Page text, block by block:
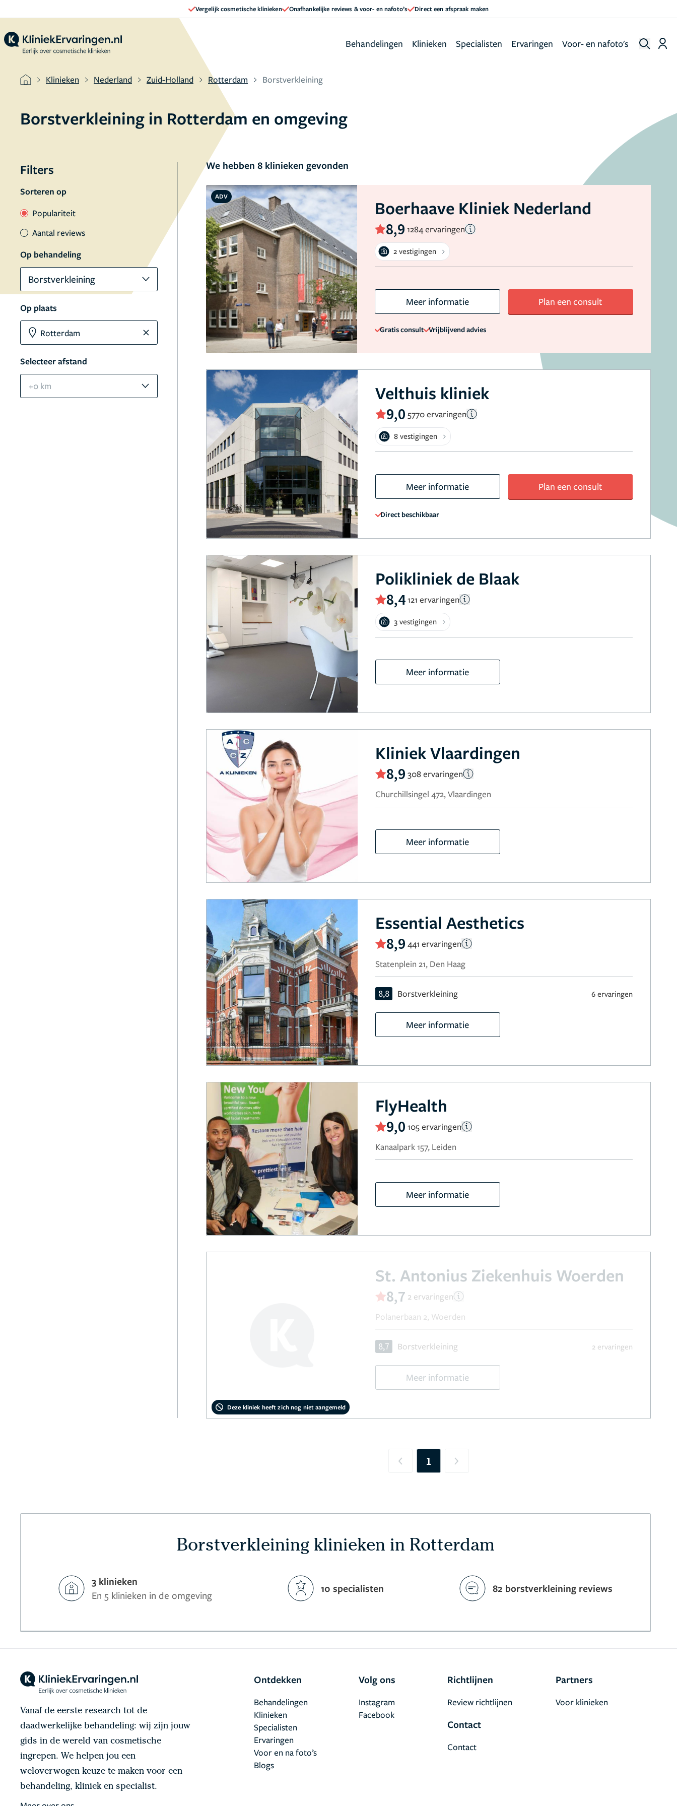
Vergelijk cosmetische klinieken Onafhankelijke reviews & voor- en nafoto’s Direct een afspraak maken
Behandelingen Klinieken Specialisten Ervaringen Voor- en nafoto's
Klinieken Nederland Zuid-Holland Rotterdam Borstverkleining
Borstverkleining in Rotterdam en omgeving
Filters
Sorteren op
Populariteit
Aantal reviews
Op behandeling
Borstverkleining
Op plaats
Selecteer afstand
+0 km
We hebben 8 klinieken gevonden
ADV
Boerhaave Kliniek Nederland
8,9 1284 ervaringen
2 vestigingen
Meer informatie Plan een consult
Gratis consult Vrijblijvend advies
Velthuis kliniek
9,0 5770 ervaringen
8 vestigingen
Meer informatie Plan een consult
Direct beschikbaar
Polikliniek de Blaak
8,4121 ervaringen
3 vestigingen
Meer informatie
Kliniek Vlaardingen
8,9 308 ervaringen
Churchillsingel 472, Vlaardingen
Meer informatie
Essential Aesthetics
8,9 441 ervaringen
Statenplein 21, Den Haag
8,8 Borstverkleining 6 ervaringen
Meer informatie
FlyHealth
9,0 105 ervaringen
Kanaalpark 157, Leiden
Meer informatie
Deze kliniek heeft zich nog niet aangemeld
St. Antonius Ziekenhuis Woerden
8,7 2 ervaringen
Polanerbaan 2, Woerden
8,7 Borstverkleining 2 ervaringen
Meer informatie
Previous
1 Next
Borstverkleining klinieken in Rotterdam
3 klinieken
En 5 klinieken in de omgeving
10 specialisten 82 borstverkleining reviews
Vanaf de eerste research tot de
daadwerkelijke behandeling: wij zijn jouw
gids in de wereld van cosmetische
ingrepen. We helpen jou een
weloverwogen keuze te maken voor een
behandeling, kliniek en specialist.
Ontdekken
Behandelingen
Klinieken
Specialisten
Ervaringen
Voor en na foto’s
Blogs
Volg ons
Facebook
Instagram
Richtlijnen
Review richtlijnen
Contact
Contact
Partners
Voor klinieken